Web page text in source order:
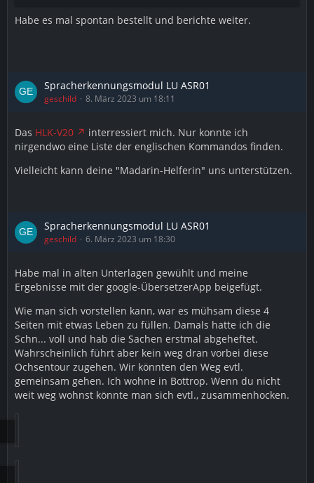
Habe es mal spontan bestellt und berichte weiter.
Spracherkennungsmodul LU ASR01
geschild 8. März 2023 um 18:11
Das HLK-V20
interressiert mich. Nur konnte ich
nirgendwo eine Liste der englischen Kommandos finden.
Vielleicht kann deine "Madarin-Helferin" uns unterstützen.
Spracherkennungsmodul LU ASR01
geschild 6. März 2023 um 18:30
Habe mal in alten Unterlagen gewühlt und meine
Ergebnisse mit der google-ÜbersetzerApp beigefügt.
Wie man sich vorstellen kann, war es mühsam diese 4
Seiten mit etwas Leben zu füllen. Damals hatte ich die
Schn... voll und hab die Sachen erstmal abgeheftet.
Wahrscheinlich führt aber kein weg dran vorbei diese
Ochsentour zugehen. Wir könnten den Weg evtl.
gemeinsam gehen. Ich wohne in Bottrop. Wenn du nicht
weit weg wohnst könnte man sich evtl., zusammenhocken.